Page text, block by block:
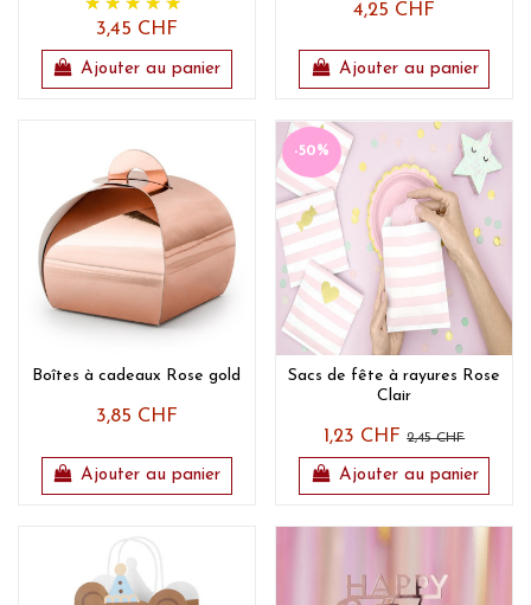
3,45 CHF
Ajouter au panier
4,25 CHF
Ajouter au panier
Boîtes à cadeaux Rose gold
3,85 CHF
Ajouter au panier
-50%
Sacs de fête à rayures Rose
Clair
1,23 CHF2,45 CHF
Ajouter au panier